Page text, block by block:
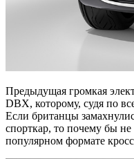
Предыдущая громкая
DBX, которому, судя по
Если британцы
спорткар, то почему бы не
популярном формате